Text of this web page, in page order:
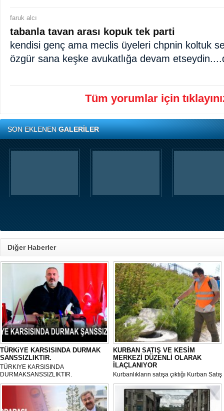
faruk alcı
tabanla tavan arası kopuk tek parti
kendisi genç ama meclis üyeleri chpnin koltuk
özgür sana keşke avukatlığa devam
Tüm yorumlar için
SON EKLENENGALERİLER
Diğer Haberler
TÜRKiYE KARSISINDA DURMAK
SANSSIZLIKTIR.
TÜRKIYE KARSISINDA
DURMAKSANSSIZLIKTIR.
KURBAN SATIŞ VE KESİM
MERKEZİ DÜZENLİ OLARAK
İLAÇLANIYOR
Kurbanlıkların satışa çıktığı Kurban Satış
ve Kesim Merkezi, haşere ve
mikropların önüne geçilmesi amacıyla
her gün Gölbaşı Belediyesi ekipleri
tarafından düzenli olarak ilaçlanıyor.